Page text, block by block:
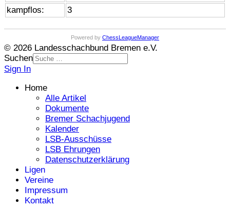
kampflos:
3
Powered by ChessLeagueManager
© 2026 Landesschachbund Bremen e.V.
Suchen
Sign In
Home
Alle Artikel
Dokumente
Bremer Schachjugend
Kalender
LSB-Ausschüsse
LSB Ehrungen
Datenschutzerklärung
Ligen
Vereine
Impressum
Kontakt